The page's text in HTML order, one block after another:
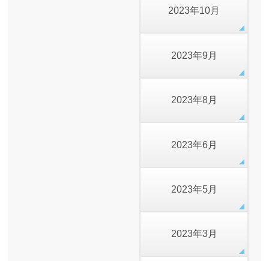
2023年10月
2023年9月
2023年8月
2023年6月
2023年5月
2023年3月